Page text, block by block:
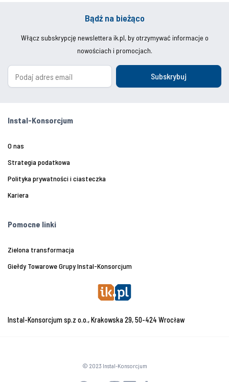
Bądź na bieżąco
Włącz subskrypcję newslettera ik.pl, by otrzymywać informacje o
nowościach i promocjach.
Subskrybuj
Instal-Konsorcjum
O nas
Strategia podatkowa
Polityka prywatności i ciasteczka
Kariera
Pomocne linki
Zielona transformacja
Giełdy Towarowe Grupy Instal-Konsorcjum
Instal-Konsorcjum sp.z o.o., Krakowska 29, 50-424 Wrocław
© 2023 Instal-Konsorcjum